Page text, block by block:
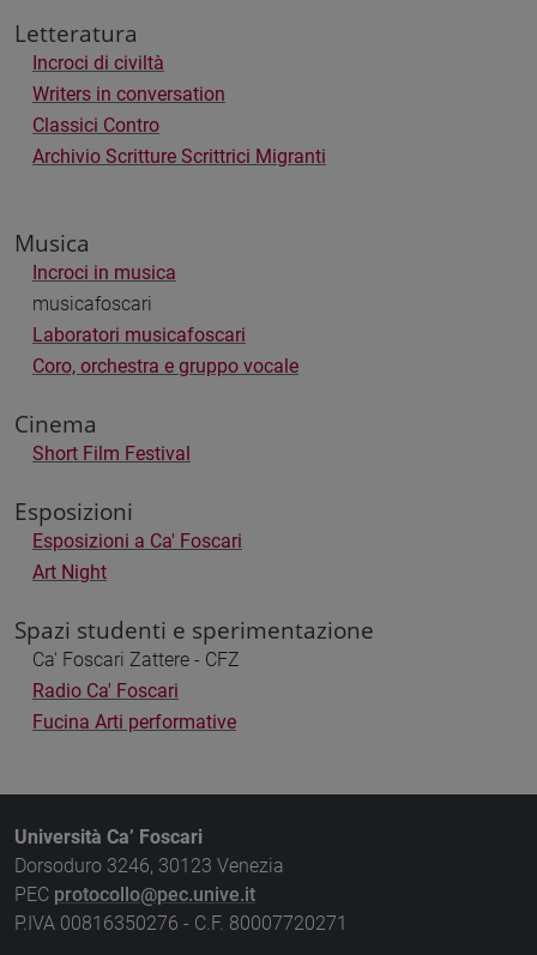
Letteratura
Incroci di civiltà
Writers in conversation
Classici Contro
Archivio Scritture Scrittrici Migranti
Musica
Incroci in musica
musicafoscari
Laboratori musicafoscari
Coro, orchestra e gruppo vocale
Cinema
Short Film Festival
Esposizioni
Esposizioni a Ca' Foscari
Art Night
Spazi studenti e sperimentazione
Ca' Foscari Zattere - CFZ
Radio Ca' Foscari
Fucina Arti performative
Università Ca’ Foscari
Dorsoduro 3246, 30123 Venezia
PEC protocollo@pec.unive.it
P.IVA 00816350276 - C.F. 80007720271